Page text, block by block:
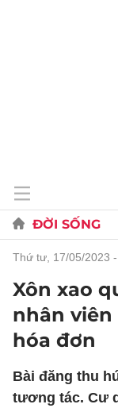
ĐỜI SỐNG
thứ tư, 17/05/2023
Xôn xao
nhân
hóa đơn
Bài đăng thu
tương tác. Cư